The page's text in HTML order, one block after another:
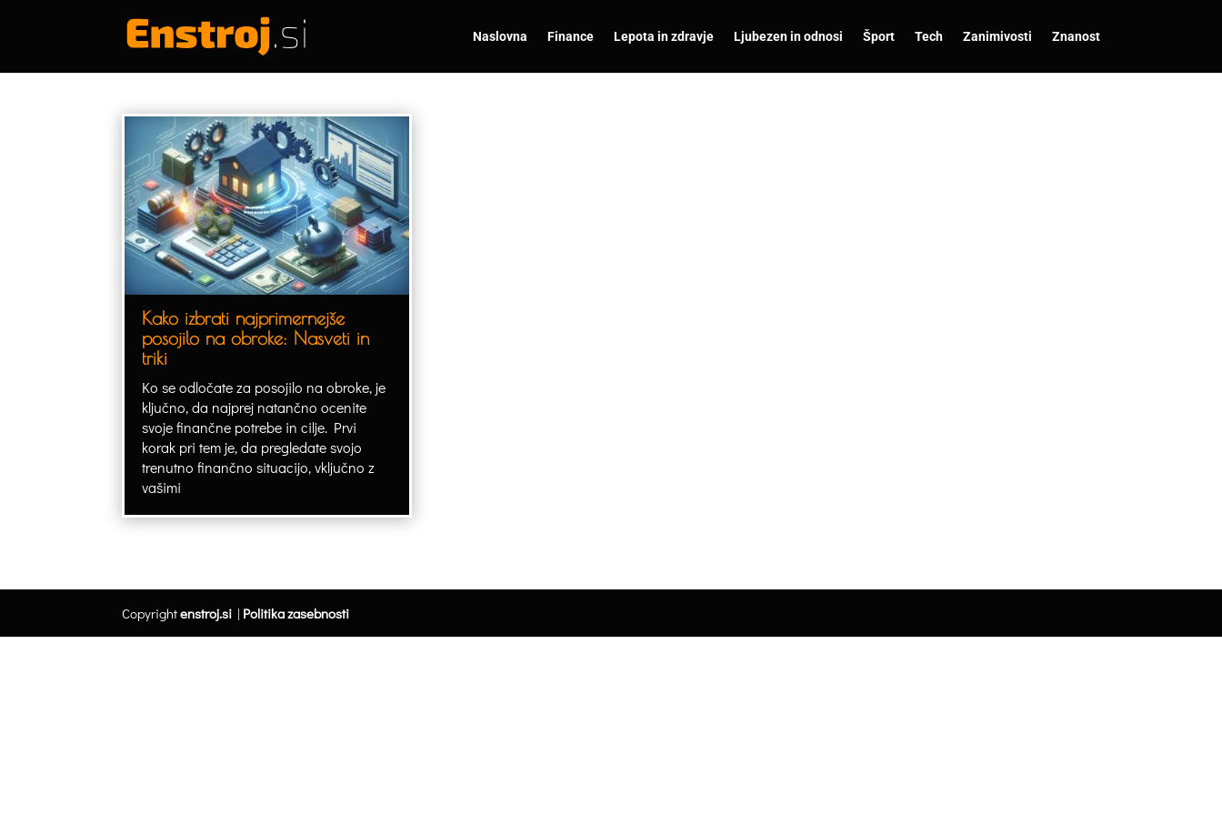
Naslovna Finance Lepota in zdravje Ljubezen in odnosi Šport Tech Zanimivosti Znanost
Kako izbrati najprimernejše
posojilo na obroke: Nasveti in
triki
Ko se odločate za posojilo na obroke, je
ključno, da najprej natančno ocenite
svoje finančne potrebe in cilje. Prvi
korak pri tem je, da pregledate svojo
trenutno finančno situacijo, vključno z
vašimi
Copyrightenstroj.si | Politika zasebnosti